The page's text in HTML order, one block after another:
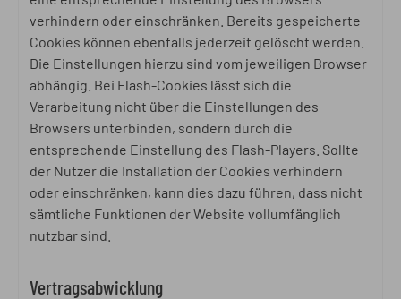
verhindern oder einschränken. Bereits gespeicherte
Cookies können ebenfalls jederzeit gelöscht werden.
Die Einstellungen hierzu sind vom jeweiligen Browser
abhängig. Bei Flash-Cookies lässt sich die
Verarbeitung nicht über die Einstellungen des
Browsers unterbinden, sondern durch die
entsprechende Einstellung des Flash-Players. Sollte
der Nutzer die Installation der Cookies verhindern
oder einschränken, kann dies dazu führen, dass nicht
sämtliche Funktionen der Website vollumfänglich
nutzbar sind.
Vertragsabwicklung